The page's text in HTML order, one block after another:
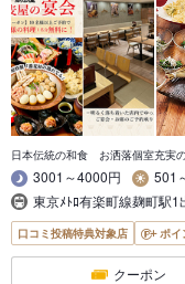
日本伝統の和食 お洒落個室充実
3001～4000円
501
東京ﾒﾄﾛ有楽町線麹町駅
口コミ投稿特典対象店 ポイ
クーポン